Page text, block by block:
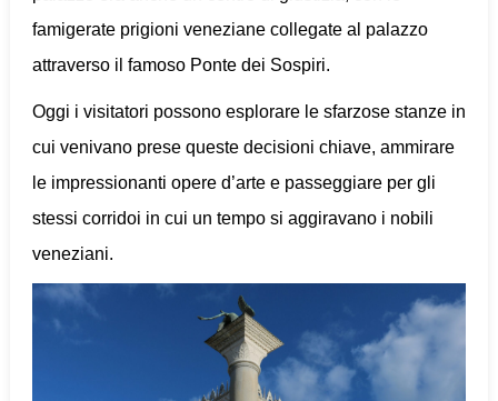
famigerate prigioni veneziane collegate al palazzo
attraverso il famoso Ponte dei Sospiri.
Oggi i visitatori possono esplorare le sfarzose stanze in
cui venivano prese queste decisioni chiave, ammirare
le impressionanti opere d’arte e passeggiare per gli
stessi corridoi in cui un tempo si aggiravano i nobili
veneziani.